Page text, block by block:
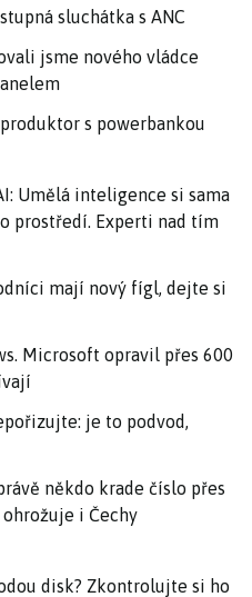
sluchátka s ANC
jsme nového vládce
s powerbankou
Umělá inteligence si sama
prostředí. Experti nad tím
mají nový fígl, dejte si
Microsoft opravil přes 600
je to podvod,
někdo krade číslo přes
i Čechy
disk? Zkontrolujte si ho